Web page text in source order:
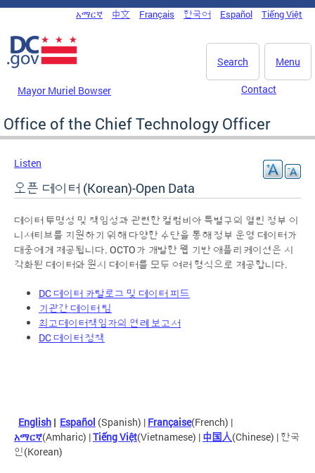
Skip to main content
DC Agency Top Menu
አማርኛ 中文 Français 한국어 Español Tiếng Việt
Menu
Search
Mayor Muriel Bowser Contact
Office of the Chief Technology Officer
Listen
오픈 데이터 (Korean)-Open Data
데이터 투명성 및 책임성과 관련한 컬럼비아 특별구의 열린 정부 이
니셔티브를 지원하기 위해 다양한 수단을 통해 정부 운영 데이터가
대중에게 제공됩니다. OCTO가 개발한 웹 기반 애플리케이션은 시
각화된 데이터와 원시 데이터를 모두 여러 형식으로 제공합니다.
DC 데이터 카탈로그 및 데이터 피드
기관간 데이터 팀
최고데이터책임자의 연례 보고서
DC 데이터 정책
English | Español (Spanish) | Française(French) |
አማርኛ(Amharic) |Tiếng Việt(Vietnamese) | 中国人(Chinese) | 한국
인(Korean)